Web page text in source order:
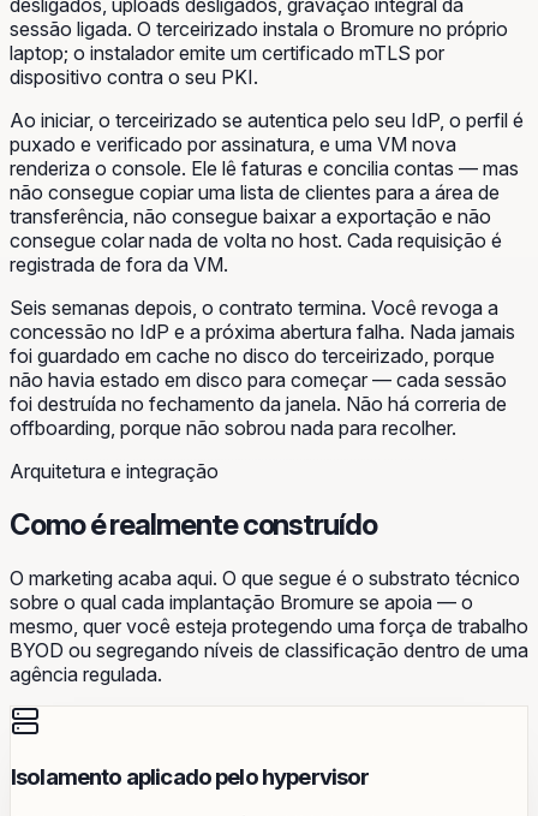
desligados, uploads desligados, gravação integral da
sessão ligada. O terceirizado instala o Bromure no próprio
laptop; o instalador emite um certificado mTLS por
dispositivo contra o seu PKI.
Ao iniciar, o terceirizado se autentica pelo seu IdP, o perfil é
puxado e verificado por assinatura, e uma VM nova
renderiza o console. Ele lê faturas e concilia contas — mas
não consegue copiar uma lista de clientes para a área de
transferência, não consegue baixar a exportação e não
consegue colar nada de volta no host. Cada requisição é
registrada de fora da VM.
Seis semanas depois, o contrato termina. Você revoga a
concessão no IdP e a próxima abertura falha. Nada jamais
foi guardado em cache no disco do terceirizado, porque
não havia estado em disco para começar — cada sessão
foi destruída no fechamento da janela. Não há correria de
offboarding, porque não sobrou nada para recolher.
Arquitetura e integração
Como é realmente construído
O marketing acaba aqui. O que segue é o substrato técnico
sobre o qual cada implantação Bromure se apoia — o
mesmo, quer você esteja protegendo uma força de trabalho
BYOD ou segregando níveis de classificação dentro de uma
agência regulada.
Isolamento aplicado pelo hypervisor